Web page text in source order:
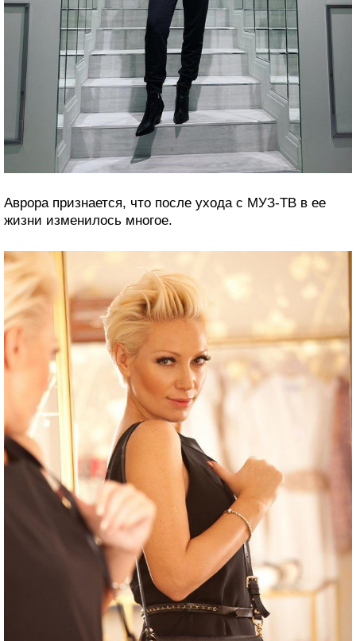
Аврора признается, что после ухода с МУЗ-ТВ в ее
жизни изменилось многое.